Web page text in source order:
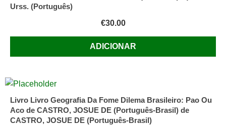
Urss. (Português)
€30.00
ADICIONAR
Livro Livro Geografia Da Fome Dilema Brasileiro: Pao Ou
Aco de CASTRO, JOSUE DE (Português-Brasil) de
CASTRO, JOSUE DE (Português-Brasil)